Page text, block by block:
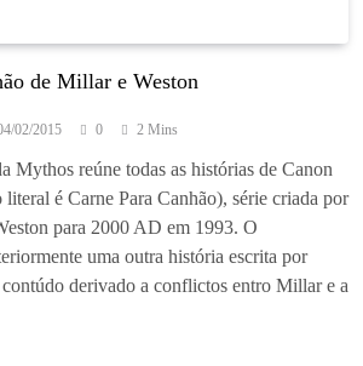
de Millar e Weston
02/2015 0 2 Mins
Mythos reúne todas as histórias de Canon
é Carne Para Canhão), série criada por
para 2000 AD em 1993. O
uma outra história escrita por
derivado a conflictos entro Millar e a